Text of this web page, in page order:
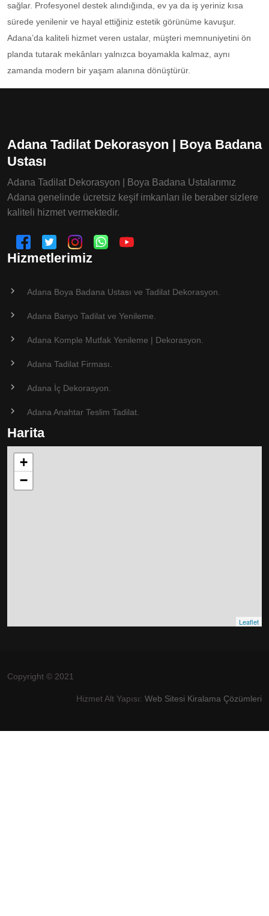
sağlar. Profesyonel destek alındığında, ev ya da iş yeriniz kısa
sürede yenilenir ve hayal ettiğiniz estetik görünüme kavuşur.
Adana’da kaliteli hizmet veren ustalar, müşteri memnuniyetini ön
planda tutarak mekânları yalnızca boyamakla kalmaz, aynı
zamanda modern bir yaşam alanına dönüştürür.
Adana Tadilat Dekorasyon | Boya Badana
Ustası
Adana Tadilat Dekorasyon | Boya Badana Ustalarımız
Adana genelinde ücretsiz keşif imkanları ile beraber sizlere
kaliteli hizmet vermektedir.
Hizmetlerimiz
Adana Boya Badana Ustası ve Tadilat Dekorasyon.
Adana Banyo Tadilat ve Yenileme.
Adana Komple Mutfak Yenileme | Dekorasyon.
Adana Tadilat Firması.
Adana İç Dekorasyon.
Adana Anahtar Teslim Tadilat.
Harita
+
−
Leaflet
Copyright © 2021
Hizmet Alt Yapısı: Web Sitesi Kiralama Çözümleri